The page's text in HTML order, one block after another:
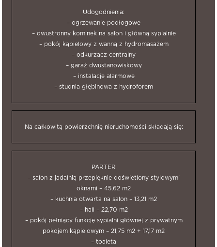
Udogodnienia:
– ogrzewanie podłogowe
– dwustronny kominek na salon i główną sypialnie
– pokój kąpielowy z wanną z hydromasażem
– odkurzacz centralny
– garaż dwustanowiskowy
– instalacje alarmowe
– studnia głębinowa z hydroforem
Na całkowitą powierzchnię nieruchomości składają się:
PARTER
– salon z jadalnią przepięknie doświetlony stylowymi
oknami – 45,62 m2
– kuchnia otwarta na salon – 13,21 m2
– hall – 22,70 m2
– pokój pełniący funkcję sypialni głównej z prywatnym
pokojem kąpielowym – 21,75 m2 + 17,17 m2
– toaleta